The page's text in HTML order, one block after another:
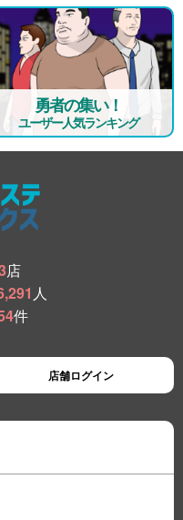
勇者の集い！
ユーザー人気ランキング
店
人
件
店舗ログイン